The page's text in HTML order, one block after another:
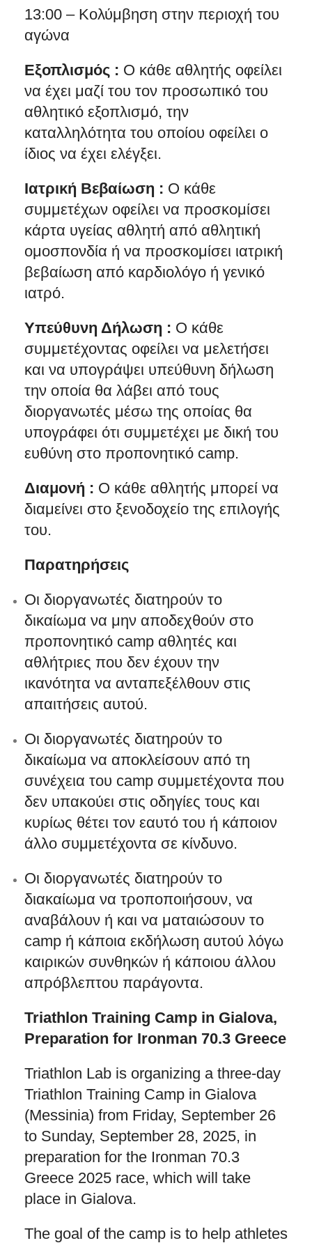
13:00 – Κολύμβηση στην περιοχή του
αγώνα
Εξοπλισμός : Ο κάθε αθλητής οφείλει
να έχει μαζί του τον προσωπικό του
αθλητικό εξοπλισμό, την
καταλληλότητα του οποίου οφείλει ο
ίδιος να έχει ελέγξει.
Ιατρική Βεβαίωση : O κάθε
συμμετέχων οφείλει να προσκομίσει
κάρτα υγείας αθλητή από αθλητική
ομοσπονδία ή να προσκομίσει ιατρική
βεβαίωση από καρδιολόγο ή γενικό
ιατρό.
Υπεύθυνη Δήλωση : O κάθε
συμμετέχοντας οφείλει να μελετήσει
και να υπογράψει υπεύθυνη δήλωση
την οποία θα λάβει από τους
διοργανωτές μέσω της οποίας θα
υπογράφει ότι συμμετέχει με δική του
ευθύνη στο προπονητικό camp.
Διαμονή : Ο κάθε αθλητής μπορεί να
διαμείνει στο ξενοδοχείο της επιλογής
του.
Παρατηρήσεις
Οι διοργανωτές διατηρούν το
δικαίωμα να μην αποδεχθούν στο
προπονητικό camp αθλητές και
αθλήτριες που δεν έχουν την
ικανότητα να ανταπεξέλθουν στις
απαιτήσεις αυτού.
Οι διοργανωτές διατηρούν το
δικαίωμα να αποκλείσουν από τη
συνέχεια του camp συμμετέχοντα που
δεν υπακούει στις οδηγίες τους και
κυρίως θέτει τον εαυτό του ή κάποιον
άλλο συμμετέχοντα σε κίνδυνο.
Οι διοργανωτές διατηρούν το
διακαίωμα να τροποποιήσουν, να
αναβάλουν ή και να ματαιώσουν το
camp ή κάποια εκδήλωση αυτού λόγω
καιρικών συνθηκών ή κάποιου άλλου
απρόβλεπτου παράγοντα.
Triathlon Training Camp in Gialova,
Preparation for Ironman 70.3 Greece
Triathlon Lab is organizing a three-day
Triathlon Training Camp in Gialova
(Messinia) from Friday, September 26
to Sunday, September 28, 2025, in
preparation for the Ironman 70.3
Greece 2025 race, which will take
place in Gialova.
The goal of the camp is to help athletes